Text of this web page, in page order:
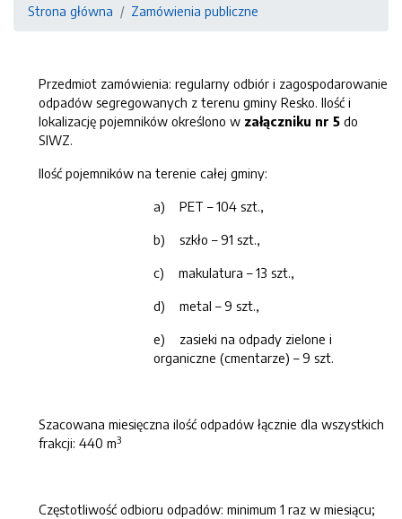
Strona główna Zamówienia publiczne
Przedmiot zamówienia: regularny odbiór i zagospodarowanie
odpadów segregowanych z terenu gminy Resko. Ilość i
lokalizację pojemników określono w załączniku nr 5 do
SIWZ.
Ilość pojemników na terenie całej gminy:
a) PET – 104 szt.,
b) szkło – 91 szt.,
c) makulatura – 13 szt.,
d) metal – 9 szt.,
e) zasieki na odpady zielone i
organiczne (cmentarze) – 9 szt.
Szacowana miesięczna ilość odpadów łącznie dla wszystkich
frakcji: 440 m3
Częstotliwość odbioru odpadów: minimum 1 raz w miesiącu;